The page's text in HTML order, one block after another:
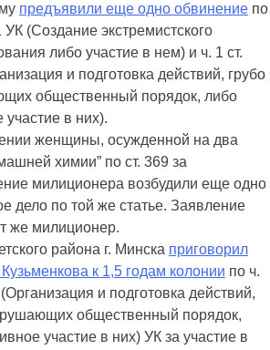
предъявили еще одно обвинение по
УК (Создание экстремистского
либо участие в нем) и ч. 1 ст.
и подготовка действий, грубо
общественный порядок, либо
участие в них).
женщины, осужденной на два
химии” по ст. 369 за
милиционера возбудили еще одно
дело по той же статье. Заявление
же милиционер.
района г. Минска приговорил
к 1,5 годам колонии по ч.
(Организация и подготовка действий,
общественный порядок,
участие в них) УК за участие в